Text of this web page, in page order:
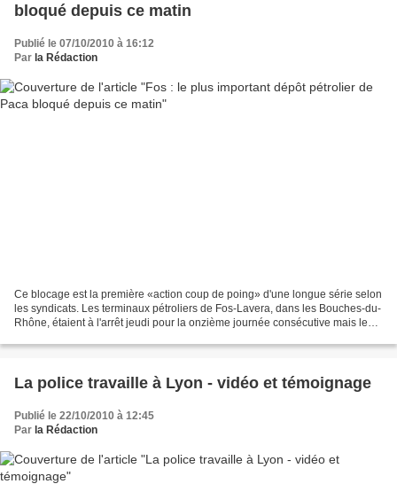
bloqué depuis ce matin
Publié le 07/10/2010 à 16:12
Par la Rédaction
Ce blocage est la première «action coup de poing» d'une longue série selon
les syndicats. Les terminaux pétroliers de Fos-Lavera, dans les Bouches-du-
Rhône, étaient à l'arrêt jeudi pour la onzième journée consécutive mais les
La police travaille à Lyon - vidéo et témoignage
Publié le 22/10/2010 à 12:45
Par la Rédaction